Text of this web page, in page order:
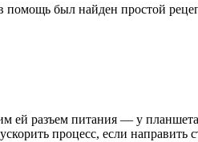
был найден простой
ей разъем питания — у планшета
процесс, если направить